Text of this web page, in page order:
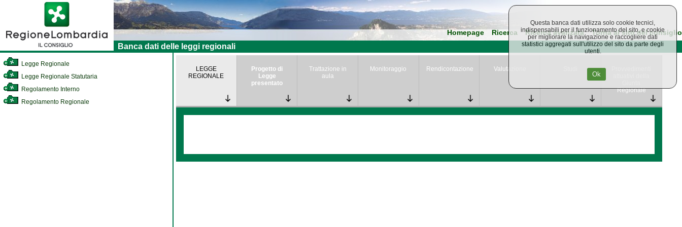
Homepage Ricerca Ricerca avanzata Torna al sito del consiglio
Banca dati delle leggi regionali
Legge Regionale
Legge Regionale Statutaria
Regolamento Interno
Regolamento Regionale
LEGGE
REGIONALE
Progetto di
Legge
presentato
Trattazione in
aula
Monitoraggio Rendicontazione Valutazione
Regionale
Questa banca dati utilizza solo cookie tecnici,
indispensabili per il funzionamento del sito, e cookie
per migliorare la navigazione e raccogliere dati
statistici aggregati sull'utilizzo del sito da parte degli
utenti.
Ok